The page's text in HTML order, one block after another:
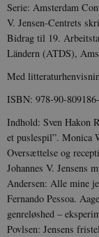
Serie: Amsterdam
V. Jensen-Centrets
Bidrag til 19.
Ländern (ATDS),
Med
ISBN: 978-90-
Indhold: Sven Ha­kon
et puslespil”. Monica
Oversættelse og
Johannes V.
Andersen: Alle mine
Fernando Pessoa.
genreløshed –
Povlsen: Jensens